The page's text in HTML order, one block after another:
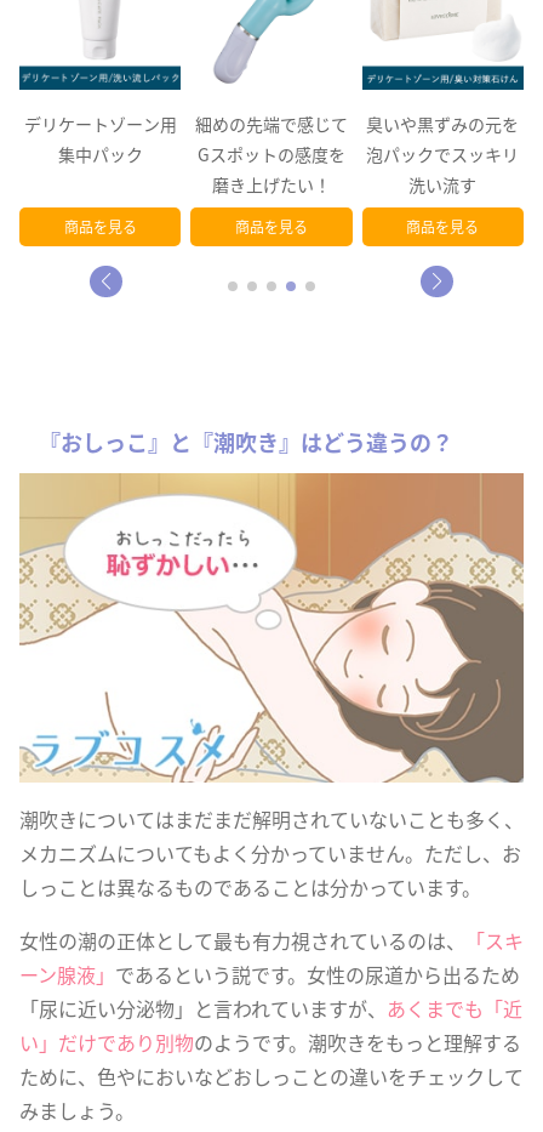
細めの先端で感じて
Gスポットの感度を
商品を見る
臭いや黒ずみの元を
泡パックでスッキリ
洗い流す
商品を見る
デリケートゾーンの
不快感、さよなら
商品を見る
『おしっこ』と『潮吹き』はどう違うの？
潮吹きについてはまだまだ解明されていないことも多く、
メカニズムについてもよく分かっていません。ただし、お
しっことは異なるものであることは分かっています。
女性の潮の正体として最も有力視されているのは、
「スキ
ーン腺液」 であるという説です。女性の尿道から出るため
「尿に近い分泌物」と言われていますが、 あくまでも「近
い」だけであり別物のようです。潮吹きをもっと理解する
ために、色やにおいなどおしっことの違いをチェックして
みましょう。